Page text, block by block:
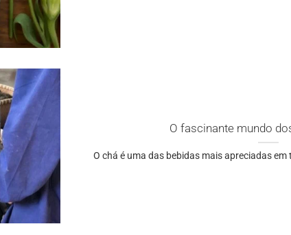
O fascinante mundo
O chá é uma das bebidas mais apreciadas